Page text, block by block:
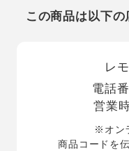
この商品は以下
レ
電話
営業
※オン
商品コードを